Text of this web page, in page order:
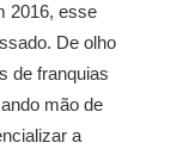
2016, esse
De olho
de franquias
mão de
a